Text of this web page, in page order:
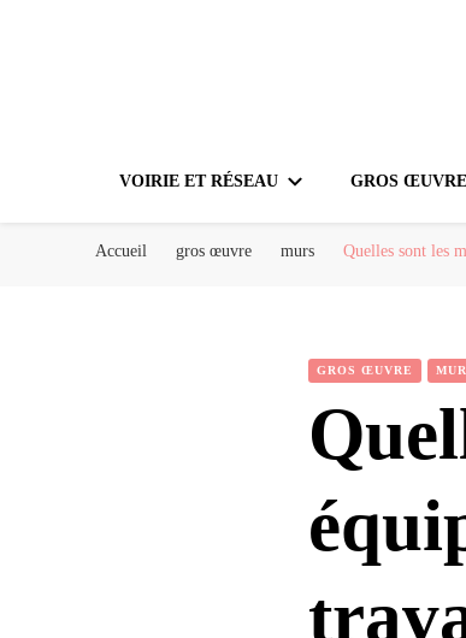
VOIRIE ET RÉSEAU GROS ŒUVRE
Accueil gros œuvre murs Quelles sont les
GROS ŒUVRE